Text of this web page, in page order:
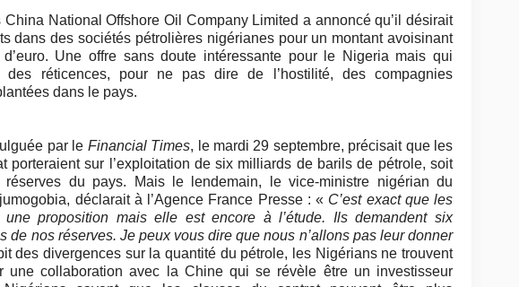
China National Offshore Oil Company Limited a annoncé qu’il désirait
dans des sociétés pétrolières nigérianes pour un montant avoisinant
Une offre sans doute intéressante pour le Nigeria mais qui
des réticences, pour ne pas dire de l’hostilité, des compagnies
dans le pays.
par le Financial Times, le mardi 29 septembre, précisait que les
porteraient sur l’exploitation de six milliards de barils de pétrole, soit
du pays. Mais le lendemain, le vice-ministre nigérian du
déclarait à l’Agence France Presse : « C’est exact que les
proposition mais elle est encore à l’étude. Ils demandent six
de nos réserves. Je peux vous dire que nous n’allons pas leur donner
des divergences sur la quantité du pétrole, les Nigérians ne trouvent
une collaboration avec la Chine qui se révèle être un investisseur